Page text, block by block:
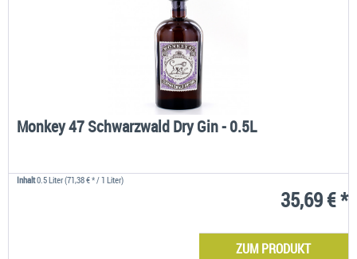
Monkey 47 Schwarzwald Dry Gin - 0.5L
Inhalt0.5 Liter(71,38 € * / 1 Liter)
35,69 € *
ZUM PRODUKT